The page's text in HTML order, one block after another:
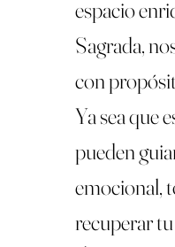
espacio
Sagrada,
con
Ya sea que
pueden
emocional,
recuperar